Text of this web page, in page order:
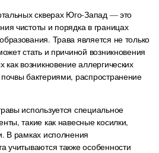
скверах Юго-Запад — это
чистоты и порядка в границах
Трава является не только
стать и причиной возникновения
как возникновение аллергических
бактериями, распространение
используется специальное
такие как навесные косилки,
В рамках исполнения
учитываются также особенности